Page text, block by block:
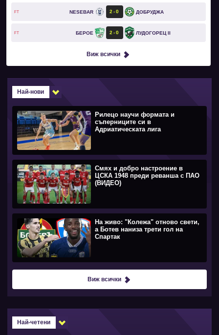
FT NESEBAR 2 0 ДОБРУДЖА
FT БЕРОЕ 2 0 ЛУДОГОРЕЦ II
Виж всички
Най-нови
Рилецо научи формата и
съперниците си в
Адриатическата лига
Смях и добро настроение в
ЦСКА 1948 преди реванша с ПАО
(ВИДЕО)
На живо: "Колежа" отново свети,
а Ботев наниза трети гол на
Спартак
Виж всички
Най-четени